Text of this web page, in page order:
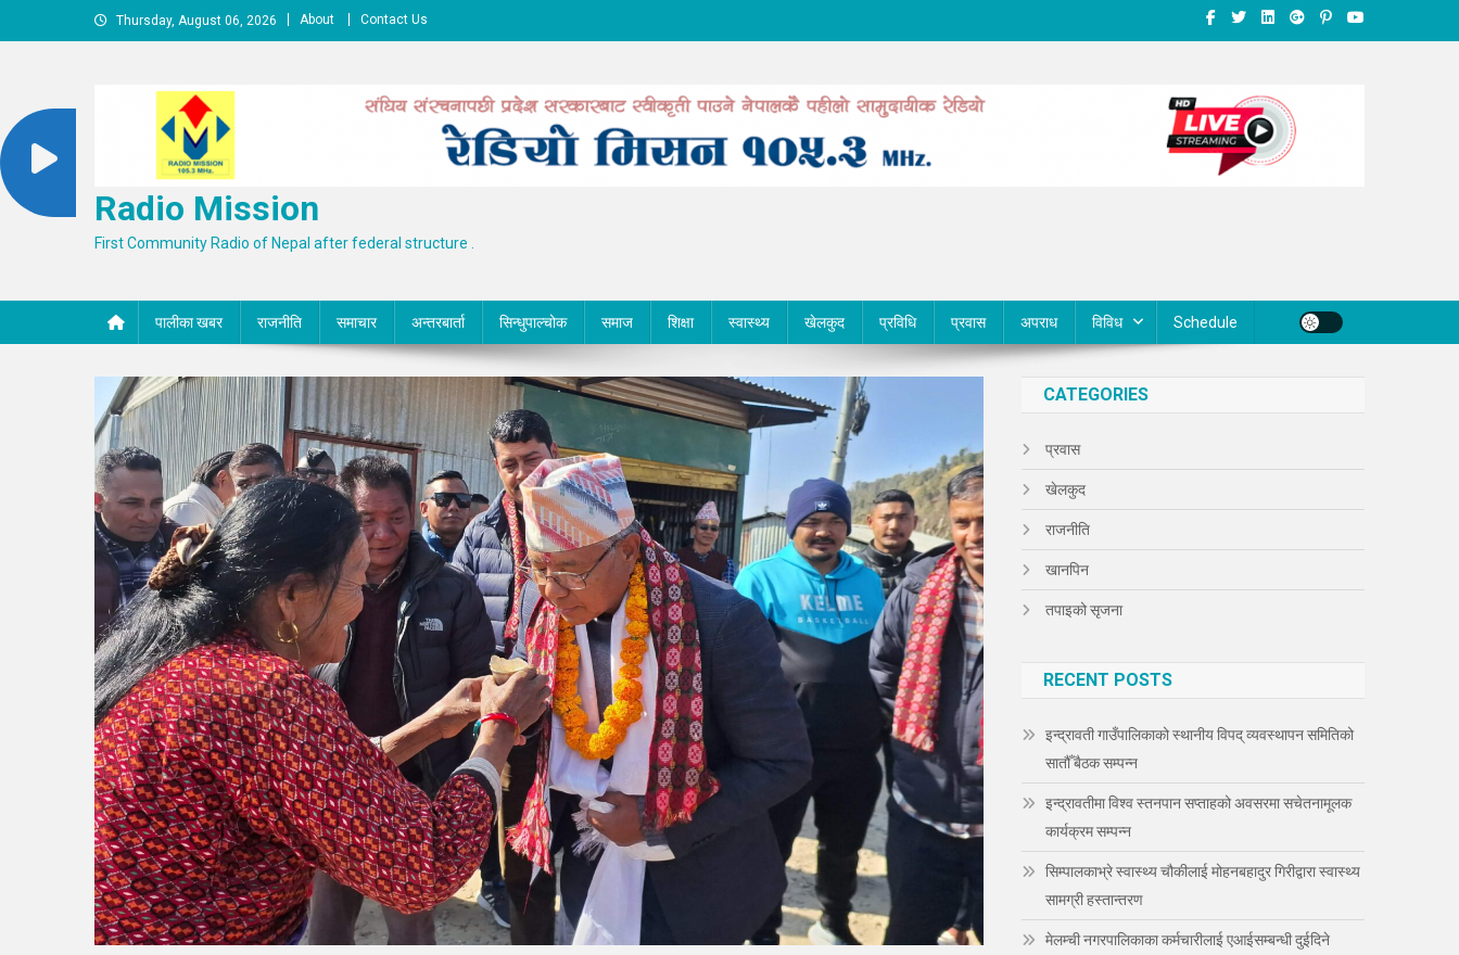
to
Thursday, August 06, 2026 About Contact Us
Radio Mission
First Community Radio of Nepal after federal structure .
पालीका खबर राजनीति समाचार अन्तरबार्ता सिन्धुपाल्चोक समाज शिक्षा स्वास्थ्य खेलकुद प्रविधि प्रवास अपराध विविध Schedule
CATEGORIES
प्रवास
खेलकुद
राजनीति
खानपिन
तपाइको सृजना
RECENT POSTS
इन्द्रावती गाउँपालिकाको स्थानीय विपद् व्यवस्थापन समितिको
सातौँ बैठक सम्पन्न
इन्द्रावतीमा विश्व स्तनपान सप्ताहको अवसरमा सचेतनामूलक
कार्यक्रम सम्पन्न
सिम्पालकाभ्रे स्वास्थ्य चौकीलाई मोहनबहादुर गिरीद्वारा स्वास्थ्य
सामग्री हस्तान्तरण
मेलम्ची नगरपालिकाका कर्मचारीलाई एआईसम्बन्धी दुईदिने